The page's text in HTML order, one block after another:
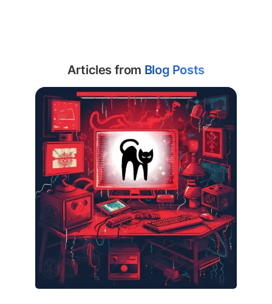
Articles from Blog Posts